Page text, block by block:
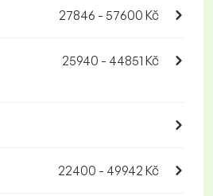
27846 - 57600 Kč
25940 - 44851 Kč
22400 - 49942 Kč